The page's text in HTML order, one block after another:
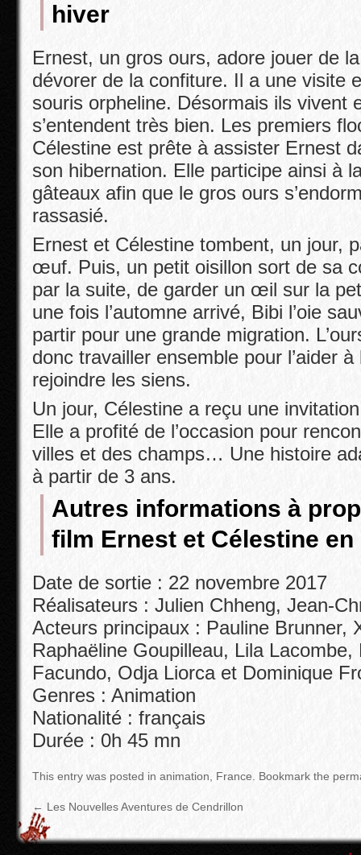
hiver
Ernest, un gros ours, adore jouer de
dévorer de la confiture. Il a une visite
souris orpheline. Désormais ils vivent
s’entendent très bien. Les premiers
Célestine est prête à assister Ernest
son hibernation. Elle participe ainsi à
gâteaux afin que le gros ours
rassasié.
Ernest et Célestine tombent, un jour,
œuf. Puis, un petit oisillon sort de sa
par la suite, de garder un œil sur la
une fois l’automne arrivé, Bibi l’oie
partir pour une grande migration.
donc travailler ensemble pour l’aider
rejoindre les siens.
Un jour, Célestine a reçu une
Elle a profité de l’occasion pour
villes et des champs… Une histoire
à partir de 3 ans.
Autres informations à
film Ernest et Célestine
Date de sortie : 22 novembre 2017
Réalisateurs : Julien Chheng, Jean-
Acteurs principaux : Pauline Brunner,
Raphaëline Goupilleau, Lila
Facundo, Odja Liorca et Dominique
Genres : Animation
Nationalité : français
Durée : 0h 45 mn
This entry was posted in animation France Bookmark the
← Les Nouvelles Aventures de Cendrillon